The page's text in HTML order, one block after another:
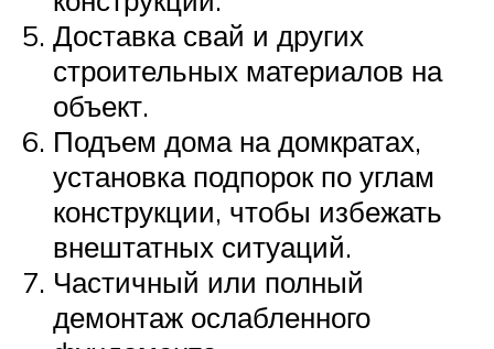
Доставка свай и других
строительных материалов на
объект.
Подъем дома на домкратах,
установка подпорок по углам
конструкции, чтобы избежать
внештатных ситуаций.
Частичный или полный
демонтаж ослабленного